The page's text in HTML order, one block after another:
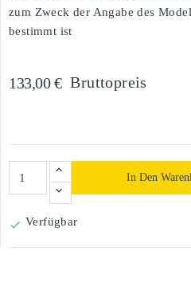
zum Zweck der Angabe des
bestimmt ist
133,00 € Bruttopreis
In Den
 Verfügbar